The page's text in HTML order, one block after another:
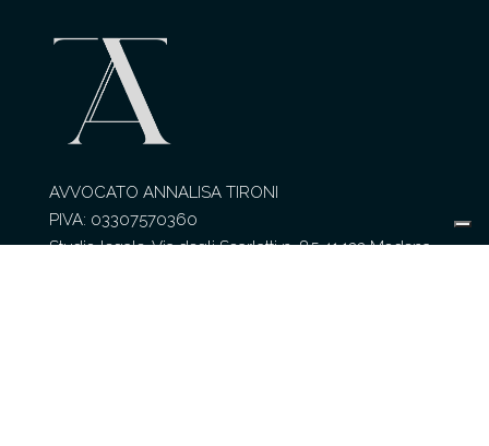
AVVOCATO ANNALISA TIRONI
PIVA: 03307570360
Studio legale, Via degli Scarlatti n. 85 41.122 Modena.